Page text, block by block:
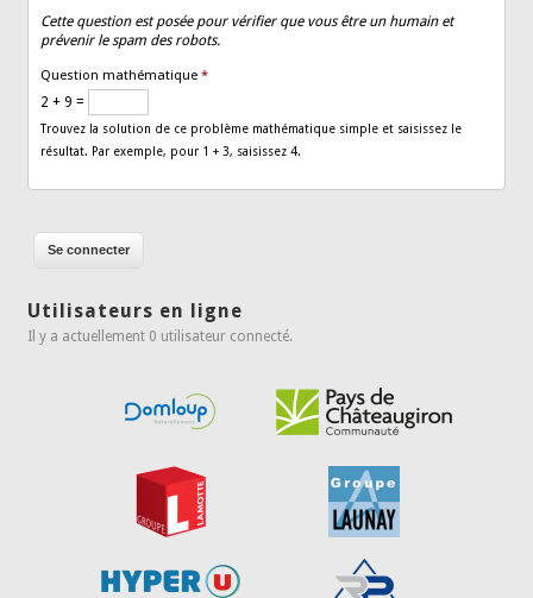
Cette question est posée pour vérifier que vous être un humain et
prévenir le spam des robots.
Question mathématique*
2 + 9 =
Trouvez la solution de ce problème mathématique simple et saisissez le
résultat. Par exemple, pour 1 + 3, saisissez 4.
Utilisateurs en ligne
Il y a actuellement 0 utilisateur connecté.